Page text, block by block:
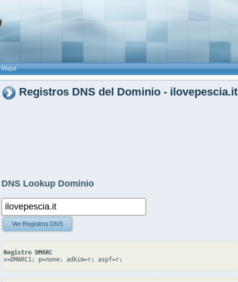
Mapa
Registros DNS del Dominio - ilovepescia.it
DNS Lookup Dominio
Ver Registros DNS
Registro DMARC
v=DMARC1; p=none; adkim=r; aspf=r;